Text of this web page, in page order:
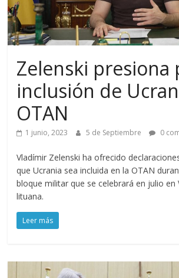
Zelenski presiona
inclusión de
OTAN
1 junio, 2023 5 de Septiembre 0
Vladímir Zelenski ha ofrecido
que Ucrania sea incluida en la OTAN
bloque militar que se celebrará en julio en
lituana.
Leer más